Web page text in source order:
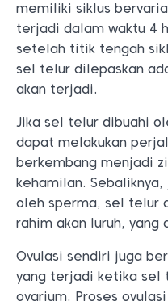
memiliki siklus
terjadi dalam waktu 4
setelah titik tengah
sel telur dilepaskan
akan terjadi.
Jika sel telur dibuahi
dapat melakukan
berkembang menjadi
kehamilan.
oleh sperma, sel telur
rahim akan luruh, yang
Ovulasi sendiri juga
yang terjadi ketika sel
ovarium. Proses